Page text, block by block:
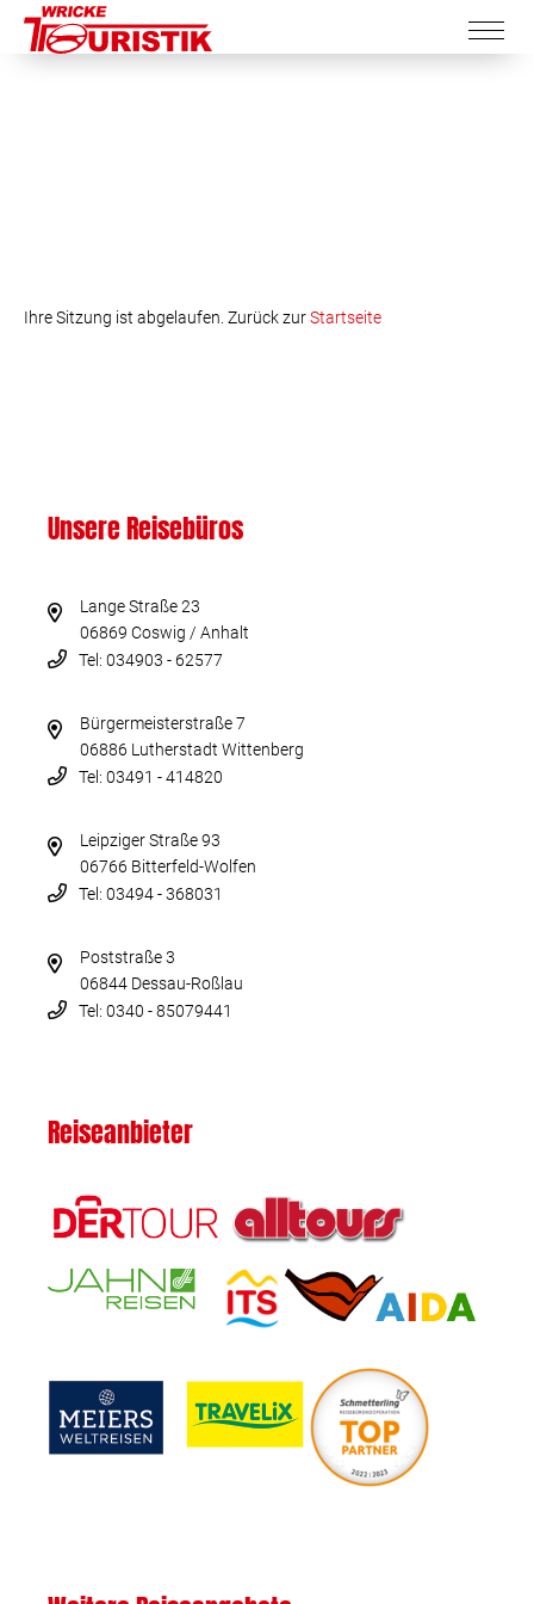
Ihre Sitzung ist abgelaufen. Zurück zurStartseite
Unsere Reisebüros
Lange Straße 23
06869 Coswig / Anhalt
Tel: 034903 - 62577
Bürgermeisterstraße 7
06886 Lutherstadt Wittenberg
Tel: 03491 - 414820
Leipziger Straße 93
06766 Bitterfeld-Wolfen
Tel: 03494 - 368031
Poststraße 3
06844 Dessau-Roßlau
Tel: 0340 - 85079441
Reiseanbieter